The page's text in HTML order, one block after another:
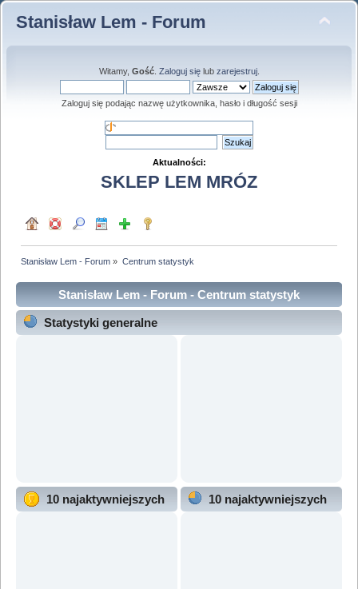
Stanisław Lem - Forum
Witamy, Gość. Zaloguj sięlub zarejestruj.
Zaloguj się podając nazwę użytkownika, hasło i długość sesji
Aktualności:
SKLEP LEM MRÓZ
Stanisław Lem - Forum » Centrum statystyk
Stanisław Lem - Forum - Centrum statystyk
Statystyki generalne
10 najaktywniejszych
10 najaktywniejszych